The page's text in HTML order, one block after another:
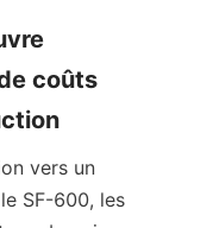
coûts
vers un
SF-600, les